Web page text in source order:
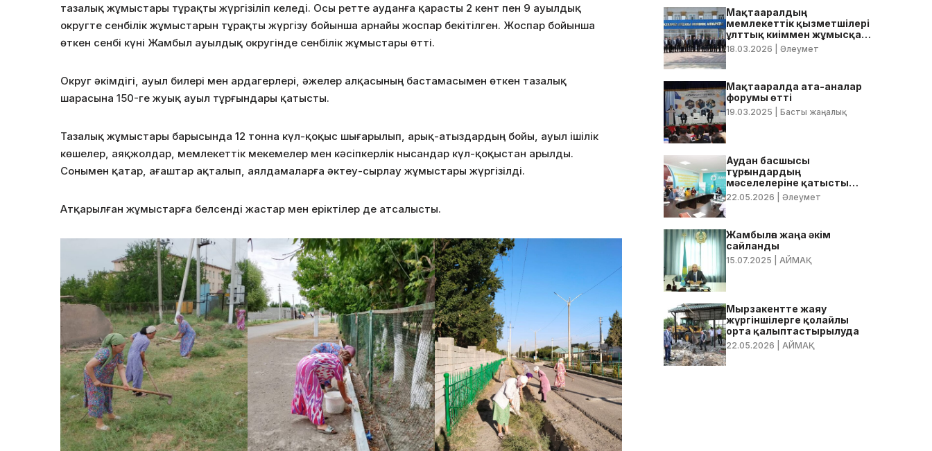
тазалық жұмыстары тұрақты жүргізіліп келеді. Осы ретте ауданға қарасты 2 кент пен 9 ауылдық
округте сенбілік жұмыстарын тұрақты жүргізу бойынша арнайы жоспар бекітілген. Жоспар бойынша
өткен сенбі күні Жамбыл ауылдық округінде сенбілік жұмыстары өтті.
Округ әкімдігі, ауыл билері мен ардагерлері, әжелер алқасының бастамасымен өткен тазалық
шарасына 150-ге жуық ауыл тұрғындары қатысты.
Тазалық жұмыстары барысында 12 тонна күл-қоқыс шығарылып, арық-атыздардың бойы, ауыл ішілік
көшелер, аяқжолдар, мемлекеттік мекемелер мен кәсіпкерлік нысандар күл-қоқыстан арылды.
Сонымен қатар, ағаштар ақталып, аялдамаларға әктеу-сырлау жұмыстары жүргізілді.
Атқарылған жұмыстарға белсенді жастар мен еріктілер де атсалысты.
Мақтааралдың
мемлекеттік қызметшілері
ұлттық киіммен жұмысқа
келді
18.03.2026 | Әлеумет
Мақтааралда ата-аналар
форумы өтті
19.03.2025 | Басты жаңалық
Аудан басшысы
тұрғындардың
мәселелеріне қатысты
нақты тапсырмалар берді
22.05.2026 | Әлеумет
Жамбылға жаңа әкім
сайланды
15.07.2025 | АЙМАҚ
Мырзакентте жаяу
жүргіншілерге қолайлы
орта қалыптастырылуда
22.05.2026 | АЙМАҚ